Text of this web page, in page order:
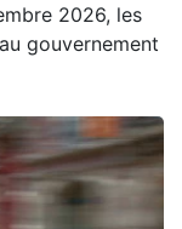
2026, les
gouvernement